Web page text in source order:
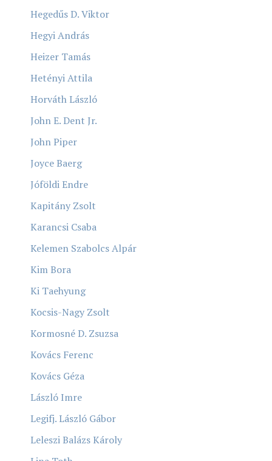
Hegedűs D. Viktor
Hegyi András
Heizer Tamás
Hetényi Attila
Horváth László
John E. Dent Jr.
John Piper
Joyce Baerg
Jóföldi Endre
Kapitány Zsolt
Karancsi Csaba
Kelemen Szabolcs Alpár
Kim Bora
Ki Taehyung
Kocsis-Nagy Zsolt
Kormosné D. Zsuzsa
Kovács Ferenc
Kovács Géza
László Imre
Legifj. László Gábor
Leleszi Balázs Károly